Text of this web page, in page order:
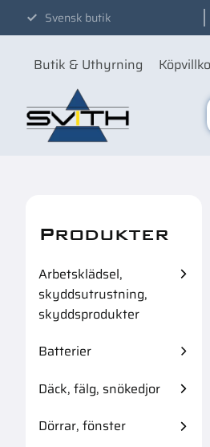
Svensk butik
Butik & Uthyrning
Produkter
Arbetsklädsel,
skyddsutrustning,
skyddsprodukter
Batterier
Däck, fälg, snökedjor
Dörrar, fönster